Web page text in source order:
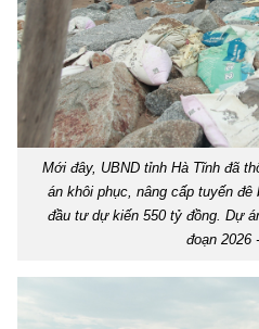
Mới đây, UBND tỉnh Hà Tĩnh đã
án khôi phục, nâng cấp tuyến
đầu tư dự kiến 550 tỷ đồng. Dự
đoạn 2026